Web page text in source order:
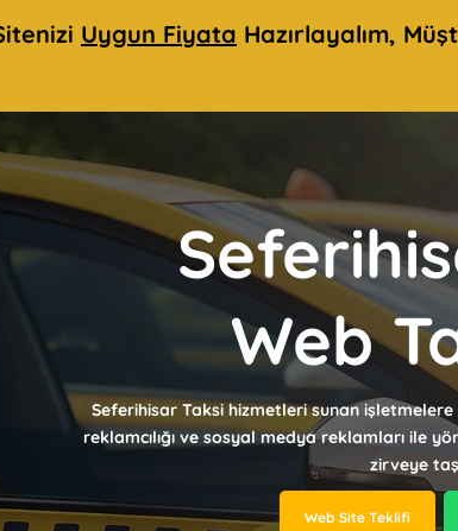
Uygun Fiyata Hazırlayalım,
Web
Seferihisar Taksi hizmetleri sunan işletmelere
reklamcılığı ve sosyal medya reklamları ile
zirveye
Web Site Teklifi